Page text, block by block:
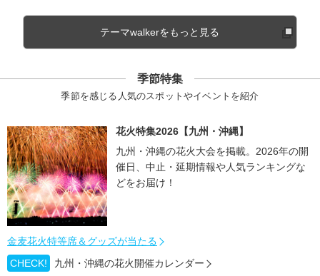
テーマwalkerをもっと見る
季節特集
季節を感じる人気のスポットやイベントを紹介
花火特集2026【九州・沖縄】
九州・沖縄の花火大会を掲載。2026年の開
催日、中止・延期情報や人気ランキングな
どをお届け！
金麦花火特等席＆グッズが当たる
CHECK!
九州・沖縄の花火開催カレンダー